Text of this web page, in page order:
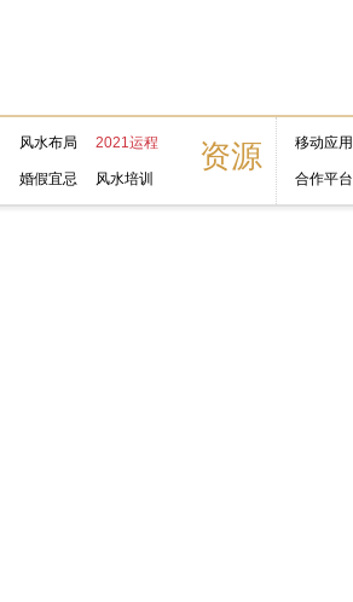
风水布局 2021运程
婚假宜忌 风水培训
资源 移动应用
合作平台